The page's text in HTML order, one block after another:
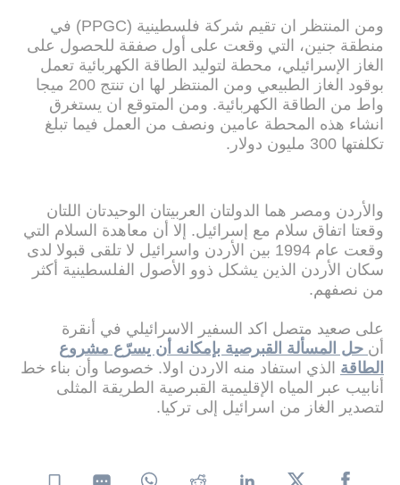
ومن المنتظر ان تقيم شركة فلسطينية (PPGC) في
منطقة جنين، التي وقعت على أول صفقة للحصول على
الغاز الإسرائيلي، محطة لتوليد الطاقة الكهربائية تعمل
بوقود الغاز الطبيعي ومن المنتظر لها ان تنتج 200 ميجا
واط من الطاقة الكهربائية. ومن المتوقع ان يستغرق
انشاء هذه المحطة عامين ونصف من العمل فيما تبلغ
تكلفتها 300 مليون دولار.
والأردن ومصر هما الدولتان العربيتان الوحيدتان اللتان
وقعتا اتفاق سلام مع إسرائيل. إلا أن معاهدة السلام التي
وقعت عام 1994 بين الأردن واسرائيل لا تلقى قبولا لدى
سكان الأردن الذين يشكل ذوو الأصول الفلسطينية أكثر
من نصفهم.
على صعيد متصل اكد السفير الاسرائيلي في أنقرة
أن حل المسألة القبرصية بإمكانه أن يسرّع مشروع
الطاقة الذي استفاد منه الاردن اولا. خصوصا وأن بناء خط
أنابيب عبر المياه الإقليمية القبرصية الطريقة المثلى
لتصدير الغاز من اسرائيل إلى تركيا.